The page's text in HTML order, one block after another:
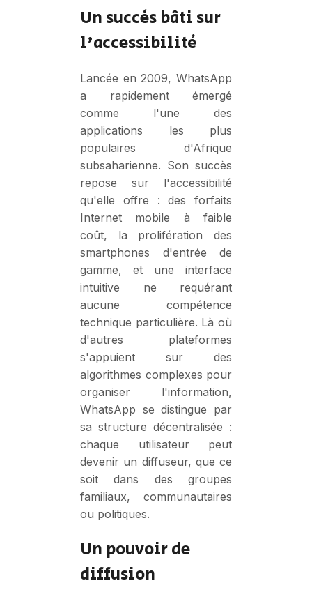
Un succès bâti sur
l'accessibilité
Lancée en 2009, WhatsApp
a rapidement émergé
comme l'une des
applications les plus
populaires d'Afrique
subsaharienne. Son succès
repose sur l'accessibilité
qu'elle offre : des forfaits
Internet mobile à faible
coût, la prolifération des
smartphones d'entrée de
gamme, et une interface
intuitive ne requérant
aucune compétence
technique particulière. Là où
d'autres plateformes
s'appuient sur des
algorithmes complexes pour
organiser l'information,
WhatsApp se distingue par
sa structure décentralisée :
chaque utilisateur peut
devenir un diffuseur, que ce
soit dans des groupes
familiaux, communautaires
ou politiques.
Un pouvoir de
diffusion